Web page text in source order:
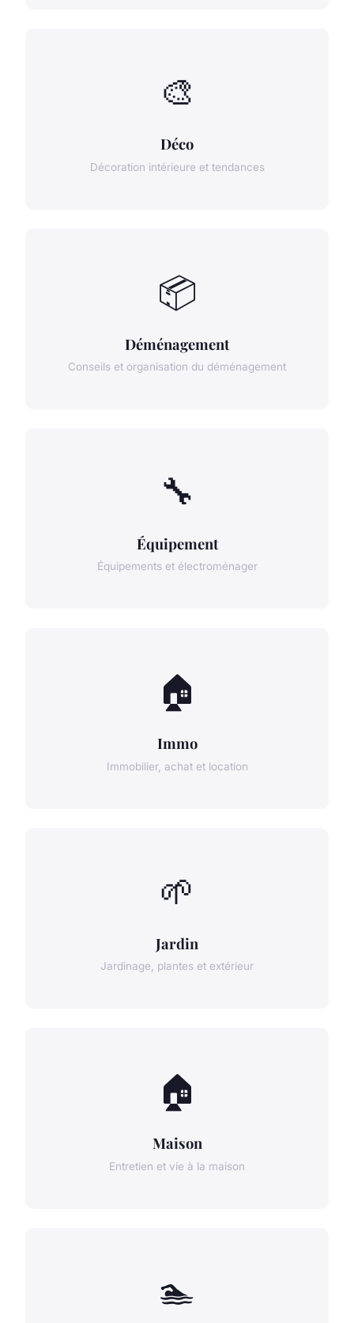
🎨
Déco
Décoration intérieure et tendances
📦
Déménagement
Conseils et organisation du déménagement
🔧
Équipement
Équipements et électroménager
🏠
Immo
Immobilier, achat et location
🌱
Jardin
Jardinage, plantes et extérieur
🏠
Maison
Entretien et vie à la maison
🏊